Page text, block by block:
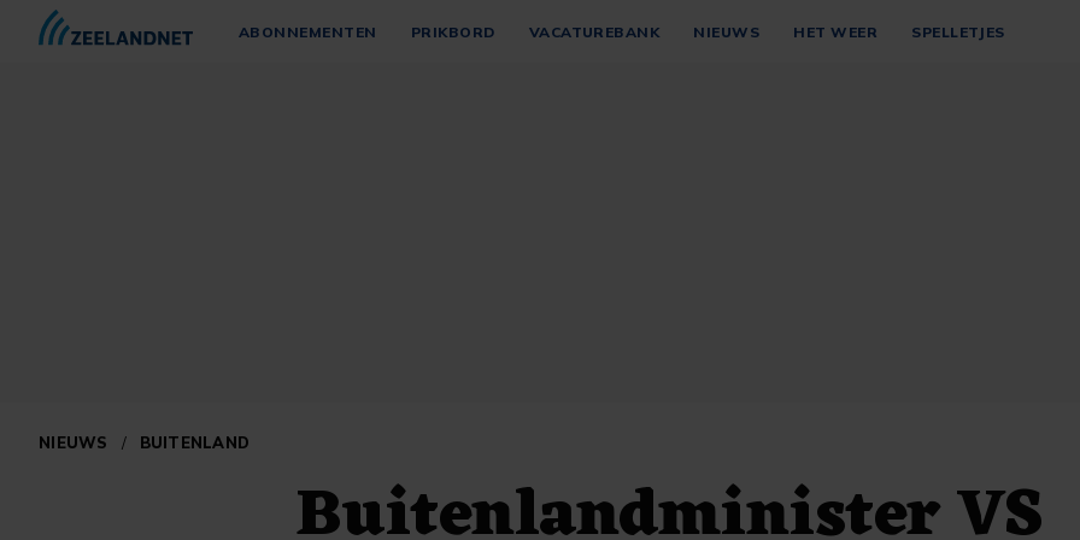
ABONNEMENTEN PRIKBORD VACATUREBANK NIEUWS HET WEER SPELLETJES
NIEUWS / BUITENLAND